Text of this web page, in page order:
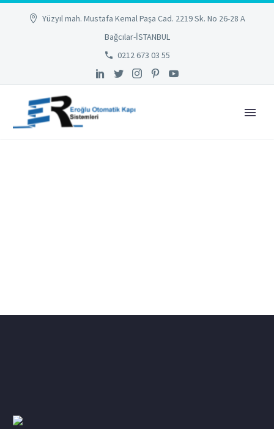
Yüzyıl mah. Mustafa Kemal Paşa Cad. 2219 Sk. No 26-28 A
Bağcılar-İSTANBUL
0212 673 03 55